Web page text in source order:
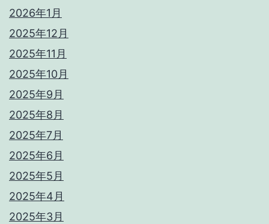
2026年1月
2025年12月
2025年11月
2025年10月
2025年9月
2025年8月
2025年7月
2025年6月
2025年5月
2025年4月
2025年3月